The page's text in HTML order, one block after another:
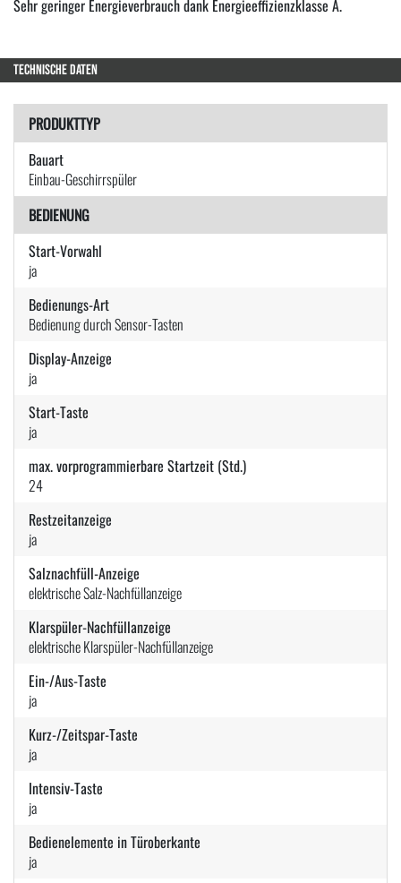
Sehr geringer Energieverbrauch dank Energieeffizienzklasse A.
TECHNISCHE DATEN
PRODUKTTYP
Bauart
Einbau-Geschirrspüler
BEDIENUNG
Start-Vorwahl
ja
Bedienungs-Art
Bedienung durch Sensor-Tasten
Display-Anzeige
ja
Start-Taste
ja
max. vorprogrammierbare Startzeit (Std.)
24
Restzeitanzeige
ja
Salznachfüll-Anzeige
elektrische Salz-Nachfüllanzeige
Klarspüler-Nachfüllanzeige
elektrische Klarspüler-Nachfüllanzeige
Ein-/Aus-Taste
ja
Kurz-/Zeitspar-Taste
ja
Intensiv-Taste
ja
Bedienelemente in Türoberkante
ja